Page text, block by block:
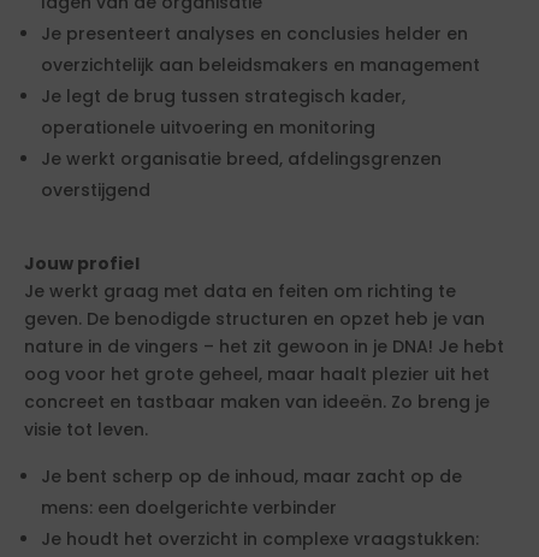
Je presenteert analyses en conclusies helder en
overzichtelijk aan beleidsmakers en management
Je legt de brug tussen strategisch kader,
operationele uitvoering en monitoring
Je werkt organisatie breed, afdelingsgrenzen
overstijgend
Jouw profiel
Je werkt graag met data en feiten om richting te
geven. De benodigde structuren en opzet heb je van
nature in de vingers – het zit gewoon in je DNA! Je hebt
oog voor het grote geheel, maar haalt plezier uit het
concreet en tastbaar maken van ideeën. Zo breng je
visie tot leven.
Je bent scherp op de inhoud, maar zacht op de
mens: een doelgerichte verbinder
Je houdt het overzicht in complexe vraagstukken: